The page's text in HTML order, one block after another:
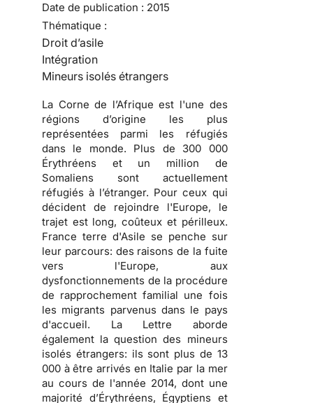
Date de publication : 2015
Thématique :
Droit d’asile
Intégration
Mineurs isolés étrangers
La Corne de l’Afrique est l'une des
régions d’origine les plus
représentées parmi les réfugiés
dans le monde. Plus de 300 000
Érythréens et un million de
Somaliens sont actuellement
réfugiés à l’étranger. Pour ceux qui
décident de rejoindre l'Europe, le
trajet est long, coûteux et périlleux.
France terre d'Asile se penche sur
leur parcours: des raisons de la fuite
vers l'Europe, aux
dysfonctionnements de la procédure
de rapprochement familial une fois
les migrants parvenus dans le pays
d'accueil. La Lettre aborde
également la question des mineurs
isolés étrangers: ils sont plus de 13
000 à être arrivés en Italie par la mer
au cours de l'année 2014, dont une
majorité d’Érythréens, Égyptiens et